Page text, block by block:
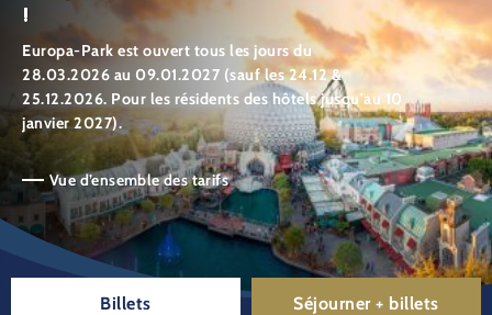
!
Europa-Park est ouvert tous les jours du
28.03.2026 au 09.01.2027 (sauf les 24.12 &
25.12.2026. Pour les résidents des hôtels jusqu'au 10
janvier 2027).
Vue d’ensemble des tarifs
Billets Séjourner + billets